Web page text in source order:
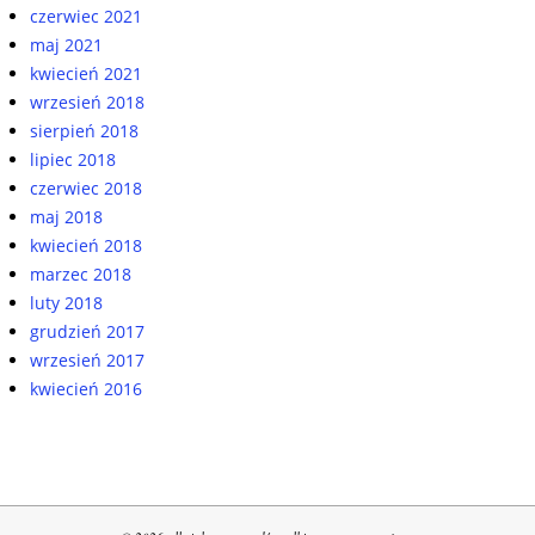
czerwiec 2021
maj 2021
kwiecień 2021
wrzesień 2018
sierpień 2018
lipiec 2018
czerwiec 2018
maj 2018
kwiecień 2018
marzec 2018
luty 2018
grudzień 2017
wrzesień 2017
kwiecień 2016